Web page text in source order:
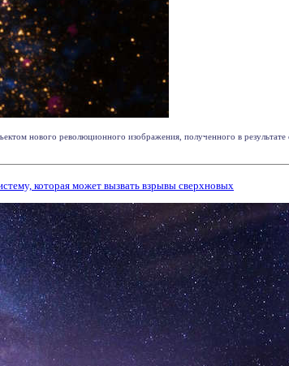
нового революционного изображения, полученного в
которая может вызвать взрывы сверхновых